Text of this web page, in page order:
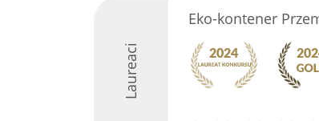
Laureaci
Eko-kontener